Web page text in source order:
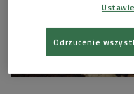
Odrzucenie